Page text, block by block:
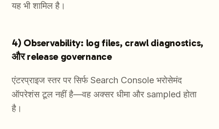
यह भी शामिल है।
4) Observability: log files, crawl diagnostics,
और release governance
एंटरप्राइज स्तर पर सिर्फ Search Console भरोसेमंद
ऑपरेशंस टूल नहीं है—वह अक्सर धीमा और sampled होता
है।